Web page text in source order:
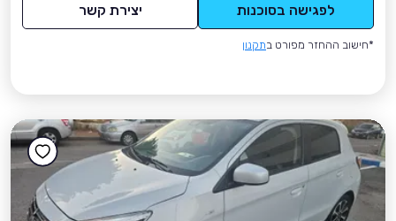
לפגישה בסוכנות יצירת קשר
*חישוב ההחזר מפורט בתקנון